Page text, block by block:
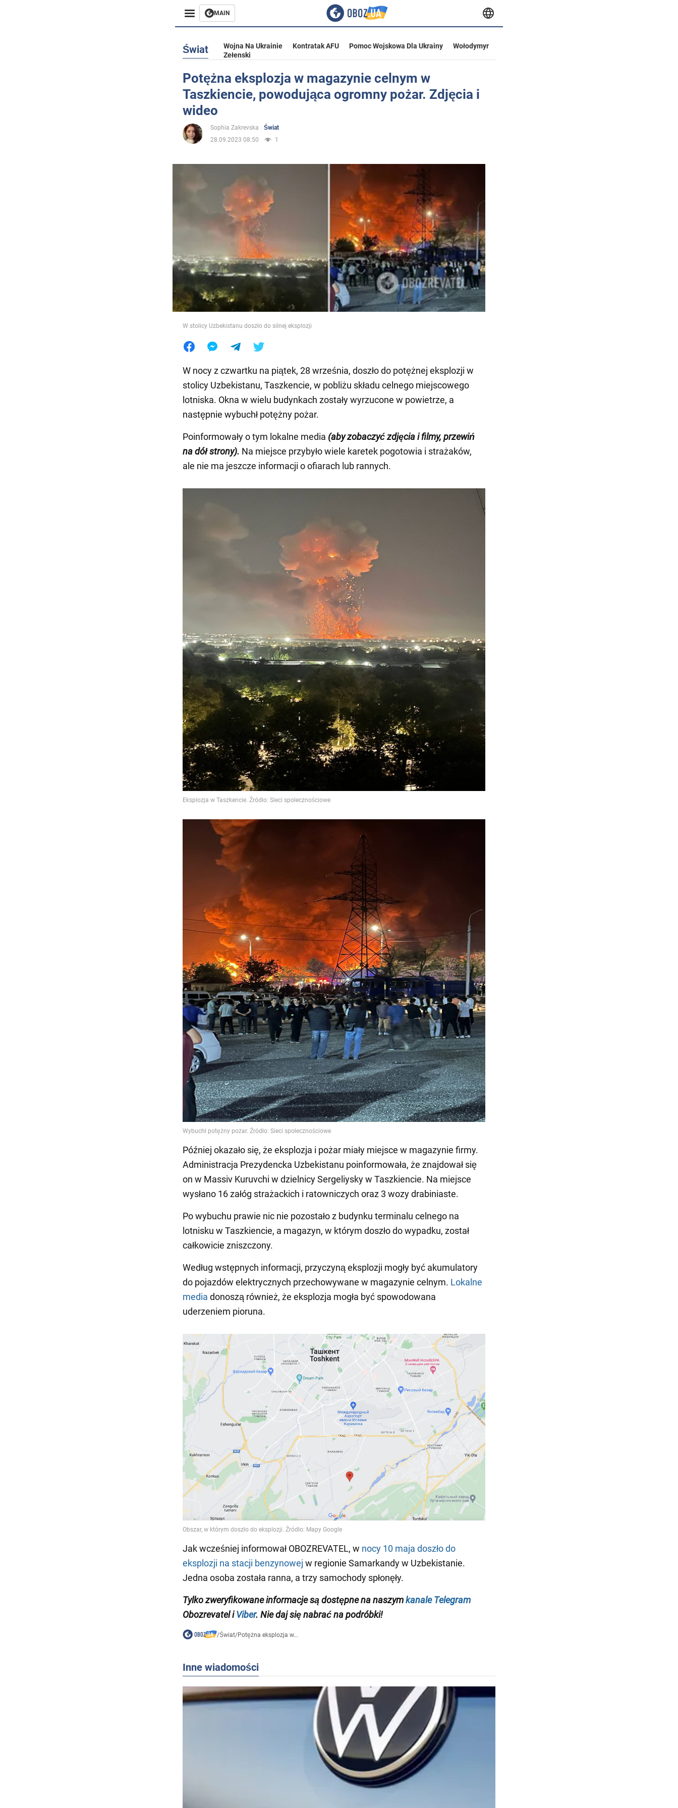
MAIN
Rozrywka
Życie
Polityka
Społeczeństwo
Wojna na Ukrainie
Świat Wojna Na Ukrainie Kontratak AFU Pomoc Wojskowa Dla Ukrainy
Wołodymyr
Zełenski
Potężna eksplozja w magazynie celnym w
Taszkiencie, powodująca ogromny pożar. Zdjęcia i
wideo
Sophia Zakrevska
Świat
28.09.2023 08:50
1
W stolicy Uzbekistanu doszło do silnej eksplozji
W nocy z czwartku na piątek, 28 września, doszło do potężnej eksplozji w
stolicy Uzbekistanu, Taszkencie, w pobliżu składu celnego miejscowego
lotniska. Okna w wielu budynkach zostały wyrzucone w powietrze, a
następnie wybuchł potężny pożar.
Poinformowały o tym lokalne media (aby zobaczyć zdjęcia i filmy, przewiń
na dół strony). Na miejsce przybyło wiele karetek pogotowia i strażaków,
ale nie ma jeszcze informacji o ofiarach lub rannych.
Później okazało się, że eksplozja i pożar miały miejsce w magazynie firmy.
Administracja Prezydencka Uzbekistanu poinformowała, że znajdował się
on w Massiv Kuruvchi w dzielnicy Sergeliysky w Taszkiencie. Na miejsce
wysłano 16 załóg strażackich i ratowniczych oraz 3 wozy drabiniaste.
Po wybuchu prawie nic nie pozostało z budynku terminalu celnego na
lotnisku w Taszkiencie, a magazyn, w którym doszło do wypadku, został
całkowicie zniszczony.
Według wstępnych informacji, przyczyną eksplozji mogły być akumulatory
do pojazdów elektrycznych przechowywane w magazynie celnym. Lokalne
media donoszą również, że eksplozja mogła być spowodowana
uderzeniem pioruna.
Jak wcześniej informował OBOZREVATEL, w nocy 10 maja doszło do
eksplozji na stacji benzynowej w regionie Samarkandy w Uzbekistanie.
Jedna osoba została ranna, a trzy samochody spłonęły.
Tylko zweryfikowane informacje są dostępne na naszymkanale Telegram
Obozrevatel iViber. Nie daj się nabrać na podróbki!
/Świat/Potężna eksplozja w...
Inne wiadomości